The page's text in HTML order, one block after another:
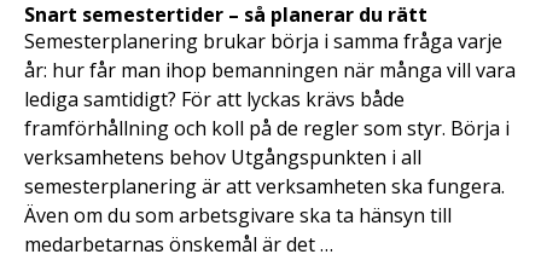
Snart semestertider – så planerar du rätt
Semesterplanering brukar börja i samma fråga varje
år: hur får man ihop bemanningen när många vill vara
lediga samtidigt? För att lyckas krävs både
framförhållning och koll på de regler som styr. Börja i
verksamhetens behov Utgångspunkten i all
semesterplanering är att verksamheten ska fungera.
Även om du som arbetsgivare ska ta hänsyn till
medarbetarnas önskemål är det …